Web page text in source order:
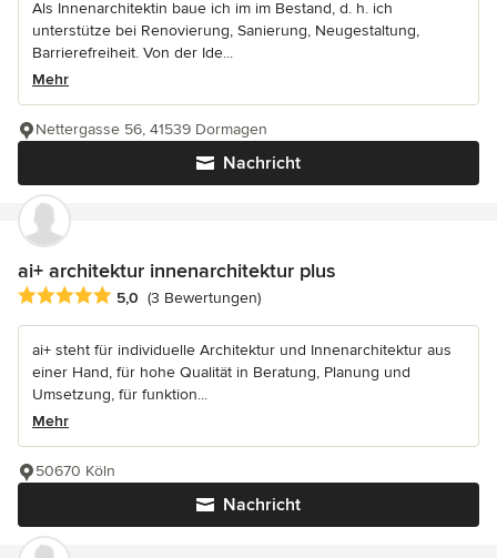
Als Innenarchitektin baue ich im im Bestand, d. h. ich
unterstütze bei Renovierung, Sanierung, Neugestaltung,
Barrierefreiheit. Von der Ide...
Mehr
Nachricht
Nettergasse 56, 41539 Dormagen
ai+ architektur innenarchitektur plus
Durchschnittliche Bewertung: 5 von 5 Sternen
5,0 (3 Bewertungen)
ai+ steht für individuelle Architektur und Innenarchitektur aus
einer Hand, für hohe Qualität in Beratung, Planung und
Umsetzung, für funktion...
Mehr
Nachricht
50670 Köln